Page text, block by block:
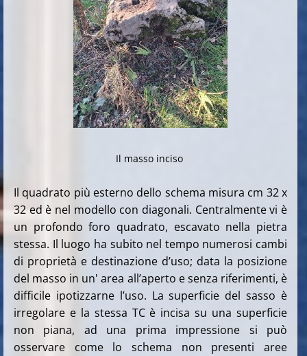
Il masso inciso
Il quadrato più esterno dello schema misura cm 32 x
32 ed è nel modello con diagonali. Centralmente vi è
un profondo foro quadrato, escavato nella pietra
stessa. Il luogo ha subito nel tempo numerosi cambi
di proprietà e destinazione d’uso; data la posizione
del masso in un' area all’aperto e senza riferimenti, è
difficile ipotizzarne l’uso. La superficie del sasso è
irregolare e la stessa TC è incisa su una superficie
non piana, ad una prima impressione si può
osservare come lo schema non presenti aree